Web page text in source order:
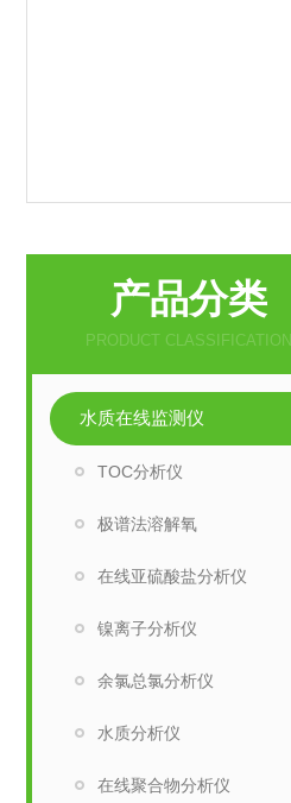
产品分类
PRODUCT CLASSIFICATION
水质在线监测仪
TOC分析仪
极谱法溶解氧
在线亚硫酸盐分析仪
镍离子分析仪
余氯总氯分析仪
水质分析仪
在线聚合物分析仪